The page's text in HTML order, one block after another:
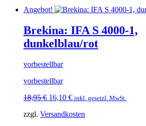
Angebot!
Brekina: IFA S 4000-1,
dunkelblau/rot
vorbestellbar
vorbestellbar
18,95€ Ursprünglicher
war:
16,10 €Aktueller
ist:
inkl. gesetzl. MwSt.
zzgl. Versandkosten